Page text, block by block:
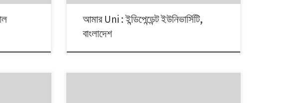
আমার Uni : ইন্ডিপেন্ডেন্ট ইউনিভার্সিটি,
বাংলাদেশ